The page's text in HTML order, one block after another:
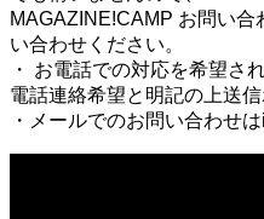
MAGAZINE!CAMP お問い
い合わせください。
・ お電話での対応を希望さ
電話連絡希望と明記の上送
・メールでのお問い合わせ